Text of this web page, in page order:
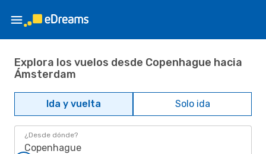
Explora los vuelos desde Copenhague hacia
Ámsterdam
Ida y vuelta Solo ida
¿Desde dónde?
Copenhague